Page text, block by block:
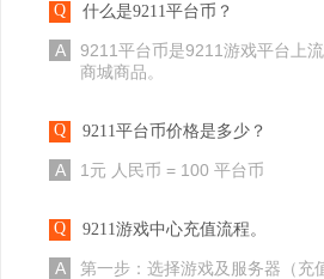
Q 什么是9211平台币？
A
9211平台币是9211游戏平台上
商城商品。
Q 9211平台币价格是多少？
A 1元 人民币 = 100 平台币
Q 9211游戏中心充值流程。
A
第一步：选择游戏及服务器（充